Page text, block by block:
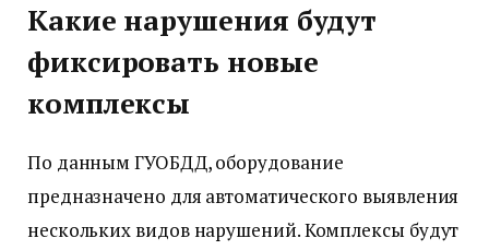
Какие нарушения будут
фиксировать новые
комплексы
По данным ГУОБДД, оборудование
предназначено для автоматического выявления
нескольких видов нарушений. Комплексы будут